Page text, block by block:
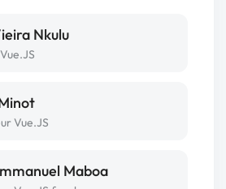
Nkulu
Vue.JS
Maboa